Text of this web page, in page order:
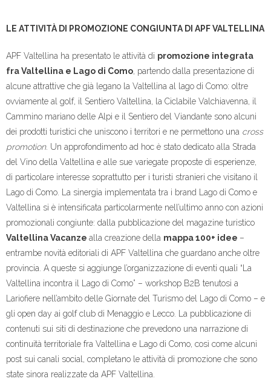
LE ATTIVITÀ DI PROMOZIONE CONGIUNTA DI APF VALTELLINA
APF Valtellina ha presentato le attività di promozione integrata
fra Valtellina e Lago di Como , partendo dalla presentazione di
alcune attrattive che già legano la Valtellina al lago di Como: oltre
ovviamente al golf, il Sentiero Valtellina, la Ciclabile Valchiavenna, il
Cammino mariano delle Alpi e il Sentiero del Viandante sono alcuni
dei prodotti turistici che uniscono i territori e ne permettono una cross
promotion. Un approfondimento ad hoc è stato dedicato alla Strada
del Vino della Valtellina e alle sue variegate proposte di esperienze,
di particolare interesse soprattutto per i turisti stranieri che visitano il
Lago di Como. La sinergia implementata tra i brand Lago di Como e
Valtellina si è intensificata particolarmente nell’ultimo anno con azioni
promozionali congiunte: dalla pubblicazione del magazine turistico
Valtellina Vacanze alla creazione della mappa 100+ idee –
entrambe novità editoriali di APF Valtellina che guardano anche oltre
provincia. A queste si aggiunge l’organizzazione di eventi quali “La
Valtellina incontra il Lago di Como” – workshop B2B tenutosi a
Lariofiere nell’ambito delle Giornate del Turismo del Lago di Como – e
gli open day ai golf club di Menaggio e Lecco. La pubblicazione di
contenuti sui siti di destinazione che prevedono una narrazione di
continuità territoriale fra Valtellina e Lago di Como, così come alcuni
post sui canali social, completano le attività di promozione che sono
state sinora realizzate da APF Valtellina.